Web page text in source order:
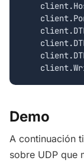
Demo
A continuación
sobre UDP que